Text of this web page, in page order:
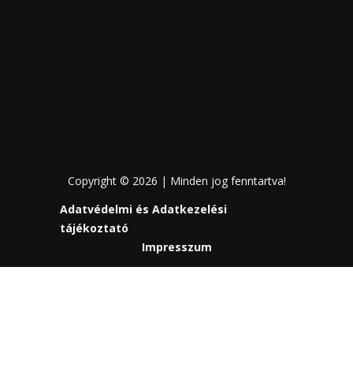
Copyright © 2026 | Minden jog fenntartva!
Adatvédelmi és Adatkezelési
tájékoztató
Impresszum